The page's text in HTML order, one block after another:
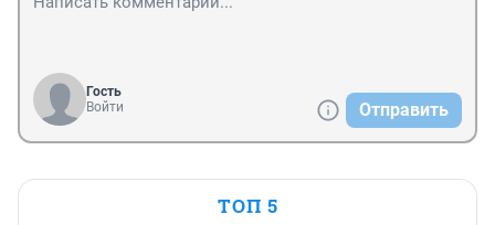
Гость
Войти
Отправить
ТОП 5